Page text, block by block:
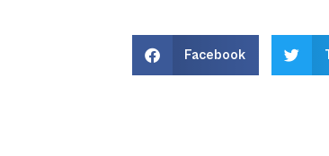
Facebook